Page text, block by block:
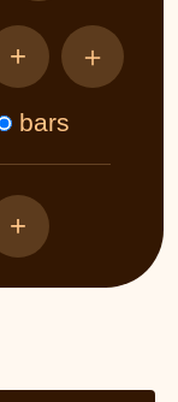
+ ＋
bars
+